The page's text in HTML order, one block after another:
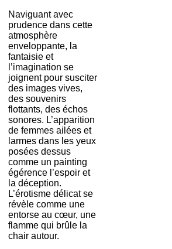
Naviguant avec
prudence dans cette
atmosphère
enveloppante, la
fantaisie et
l’imagination se
joignent pour susciter
des images vives,
des souvenirs
flottants, des échos
sonores. L’apparition
de femmes ailées et
larmes dans les yeux
posées dessus
comme un painting
égérence l’espoir et
la déception.
L’érotisme délicat se
révèle comme une
entorse au cœur, une
flamme qui brûle la
chair autour.